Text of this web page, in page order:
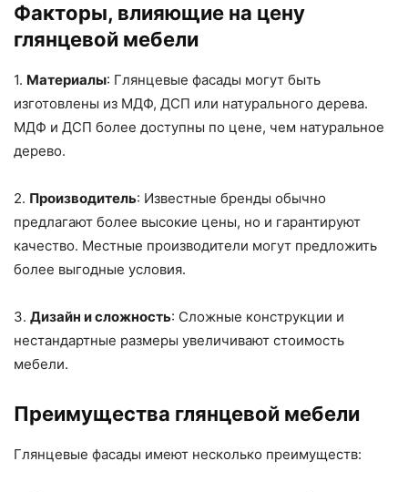
Факторы, влияющие на цену
глянцевой мебели
1. Материалы: Глянцевые фасады могут быть
изготовлены из МДФ, ДСП или натурального дерева.
МДФ и ДСП более доступны по цене, чем натуральное
дерево.
2. Производитель: Известные бренды обычно
предлагают более высокие цены, но и гарантируют
качество. Местные производители могут предложить
более выгодные условия.
3. Дизайн и сложность: Сложные конструкции и
нестандартные размеры увеличивают стоимость
мебели.
Преимущества глянцевой мебели
Глянцевые фасады имеют несколько преимуществ: